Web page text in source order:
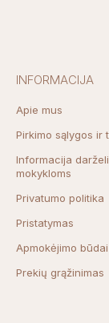
INFORMACIJA
Apie mus
Pirkimo sąlygos ir
Informacija
mokykloms
Privatumo politika
Pristatymas
Apmokėjimo būdai
Prekių grąžinimas